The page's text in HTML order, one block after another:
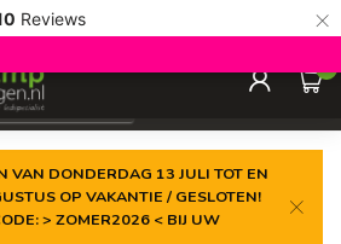
Reviews ×
prijs
0
VAN DONDERDAG 13 JULI TOT EN
OP VAKANTIE / GESLOTEN!
> ZOMER2026 < BIJ UW